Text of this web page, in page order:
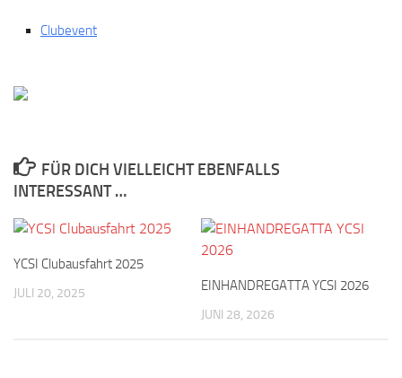
Clubevent
FÜR DICH VIELLEICHT EBENFALLS
INTERESSANT …
YCSI Clubausfahrt 2025
JULI 20, 2025 EINHANDREGATTA YCSI 2026
JUNI 28, 2026